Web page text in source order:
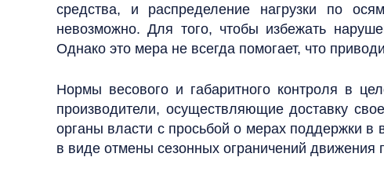
средства, и распределение нагрузки по
невозможно. Для того, чтобы избежать
Однако это мера не всегда помогает, что
Нормы весового и габаритного контроля в
производители, осуществляющие доставку
органы власти с просьбой о мерах поддержки в
в виде отмены сезонных ограничений движения